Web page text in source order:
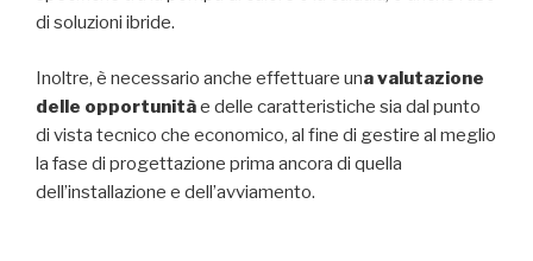
di soluzioni ibride.
Inoltre, è necessario anche effettuare una valutazione
delle opportunitàe delle caratteristiche sia dal punto
di vista tecnico che economico, al fine di gestire al meglio
la fase di progettazione prima ancora di quella
dell’installazione e dell’avviamento.